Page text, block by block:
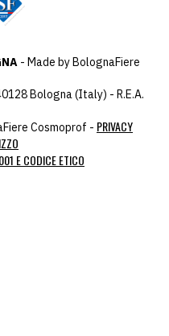
- Made by BolognaFiere
Bologna (Italy) - R.E.A.
Cosmoprof - PRIVACY
E CODICE ETICO